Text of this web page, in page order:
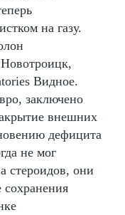
на газу.
Видное.
заключено
внешних
дефицита
не мог
стероидов, они